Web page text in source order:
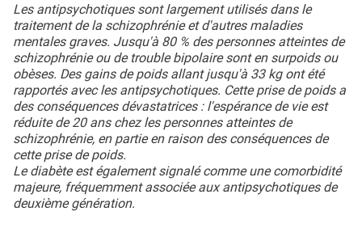
Les antipsychotiques sont largement utilisés dans le
traitement de la schizophrénie et d'autres maladies
mentales graves. Jusqu'à 80 % des personnes atteintes de
schizophrénie ou de trouble bipolaire sont en surpoids ou
obèses. Des gains de poids allant jusqu'à 33 kg ont été
rapportés avec les antipsychotiques. Cette prise de poids a
des conséquences dévastatrices : l'espérance de vie est
réduite de 20 ans chez les personnes atteintes de
schizophrénie, en partie en raison des conséquences de
cette prise de poids.
Le diabète est également signalé comme une comorbidité
majeure, fréquemment associée aux antipsychotiques de
deuxième génération.